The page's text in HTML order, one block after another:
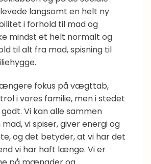
langsomt en helt ny
i forhold til mad og
mindst et helt normalt og
til alt fra mad, spisning til
fokus på vægttab,
i vores familie, men i stedet
Vi kan alle sammen
vi spiser, giver energi og
og det betyder, at vi har det
vi har haft længe. Vi er